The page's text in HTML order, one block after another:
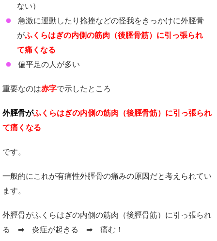
ない）
急激に運動したり捻挫などの怪我をきっかけに外脛骨
がふくらはぎの内側の筋肉（後脛骨筋）に引っ張られ
て痛くなる
偏平足の人が多い
重要なのは赤字で示したところ
外脛骨がふくらはぎの内側の筋肉（後脛骨筋）に引っ張られ
て痛くなる
です。
一般的にこれが有痛性外脛骨の痛みの原因だと考えられてい
ます。
外脛骨がふくらはぎの内側の筋肉（後脛骨筋）に引っ張られ
る ➡ 炎症が起きる ➡ 痛む！